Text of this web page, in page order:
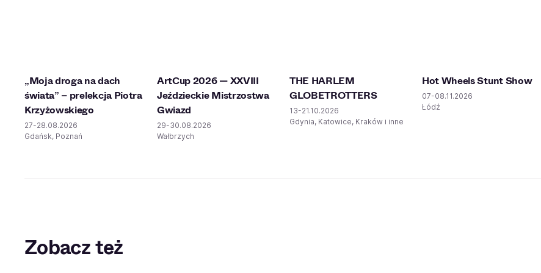
„Moja droga na dach
świata” – prelekcja Piotra
Krzyżowskiego
27-28.08.2026
Gdańsk, Poznań
ArtCup 2026 — XXVIII
Jeździeckie Mistrzostwa
Gwiazd
29-30.08.2026
Wałbrzych
THE HARLEM
GLOBETROTTERS
13-21.10.2026
Gdynia, Katowice, Kraków i inne
Hot Wheels Stunt Show
07-08.11.2026
Łódź
Zobacz też